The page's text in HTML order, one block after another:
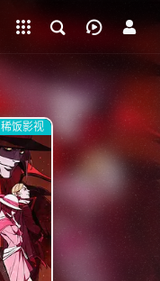
动漫 短剧
稀饭影视